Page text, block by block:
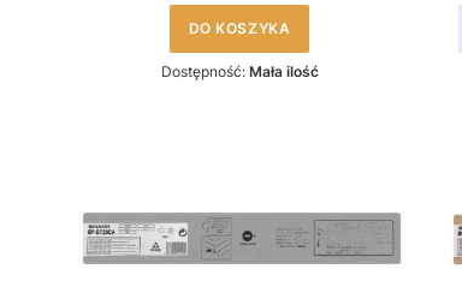
DO KOSZYKA
Dostępność: Mała ilość